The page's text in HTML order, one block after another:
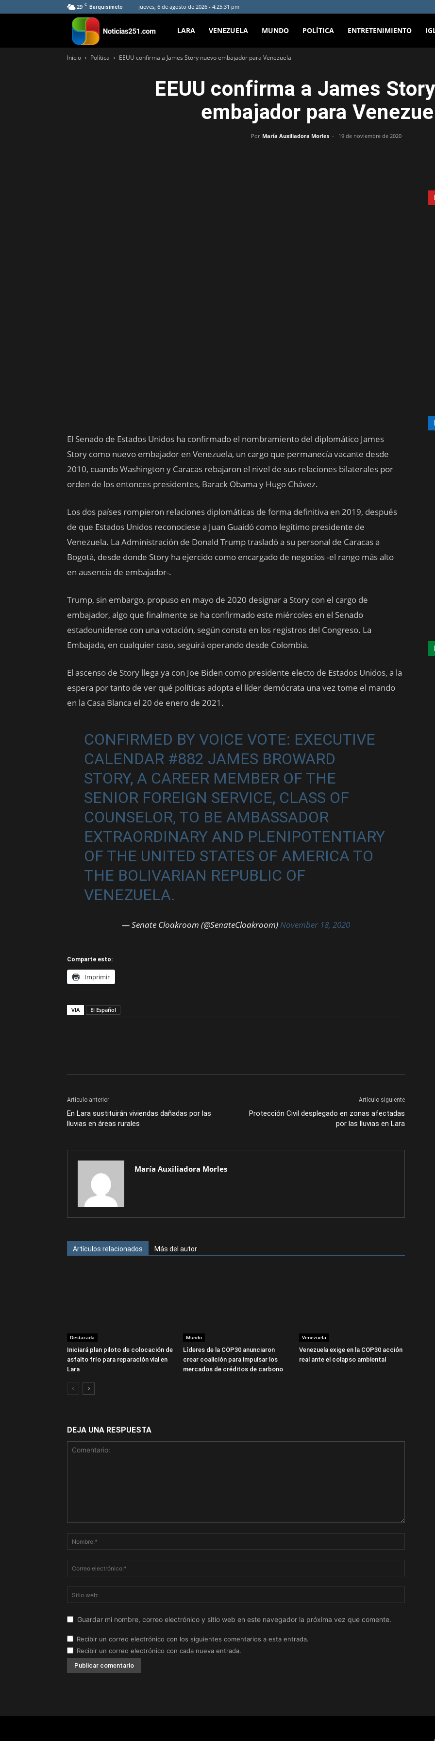
29 C Barquisimeto jueves, 6 de agosto de 2026 - 4:25:31 pm
Noticias251
LARA VENEZUELA MUNDO POLÍTICA ENTRETENIMIENTO
Inicio Política EEUU confirma a James Story nuevo embajador para Venezuela
EEUU confirma a James
embajador para
Por María Auxiliadora Morles - 19 de noviembre de 2020
El Senado de Estados Unidos ha confirmado el nombramiento del diplomático James
Story como nuevo embajador en Venezuela, un cargo que permanecía vacante desde
2010, cuando Washington y Caracas rebajaron el nivel de sus relaciones bilaterales por
orden de los entonces presidentes, Barack Obama y Hugo Chávez.
Los dos países rompieron relaciones diplomáticas de forma definitiva en 2019, después
de que Estados Unidos reconociese a Juan Guaidó como legítimo presidente de
Venezuela. La Administración de Donald Trump trasladó a su personal de Caracas a
Bogotá, desde donde Story ha ejercido como encargado de negocios -el rango más alto
en ausencia de embajador-.
Trump, sin embargo, propuso en mayo de 2020 designar a Story con el cargo de
embajador, algo que finalmente se ha confirmado este miércoles en el Senado
estadounidense con una votación, según consta en los registros del Congreso. La
Embajada, en cualquier caso, seguirá operando desde Colombia.
El ascenso de Story llega ya con Joe Biden como presidente electo de Estados Unidos, a la
espera por tanto de ver qué políticas adopta el líder demócrata una vez tome el mando
en la Casa Blanca el 20 de enero de 2021.
CONFIRMED BY VOICE VOTE: EXECUTIVE
CALENDAR #882 JAMES BROWARD
STORY, A CAREER MEMBER OF THE
SENIOR FOREIGN SERVICE, CLASS OF
COUNSELOR, TO BE AMBASSADOR
EXTRAORDINARY AND PLENIPOTENTIARY
OF THE UNITED STATES OF AMERICA TO
THE BOLIVARIAN REPUBLIC OF
VENEZUELA.
— Senate Cloakroom (@SenateCloakroom) November 18, 2020
Comparte esto:
Imprimir
VIA El Español
Artículo anterior
En Lara sustituirán viviendas dañadas por las
lluvias en áreas rurales
Artículo siguiente
Protección Civil desplegado en zonas afectadas
por las lluvias en Lara
María Auxiliadora Morles
Artículos relacionados Más del autor
Destacada
Iniciará plan piloto de colocación de
asfalto frío para reparación vial en
Lara
Mundo
Líderes de la COP30 anunciaron
crear coalición para impulsar los
mercados de créditos de carbono
Venezuela
Venezuela exige en la COP30 acción
real ante el colapso ambiental
DEJA UNA RESPUESTA
Guardar mi nombre, correo electrónico y sitio web en este navegador la próxima vez que comente.
Recibir un correo electrónico con los siguientes comentarios a esta entrada.
Recibir un correo electrónico con cada nueva entrada.